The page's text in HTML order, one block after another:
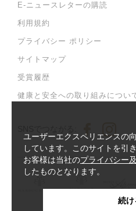
E-ニュースレターの購読
利用規約
プライバシー ポリシー
サイトマップ
受賞履歴
健康と安全への取り組みについ
ユーザーエクスペリエンスの
しています。このサイトを引
お客様は当社のプライバシー
したものとなります。
続け